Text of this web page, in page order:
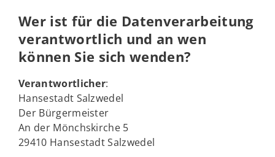
Wer ist für die Datenverarbeitung
verantwortlich und an wen
können Sie sich wenden?
Verantwortlicher:
Hansestadt Salzwedel
Der Bürgermeister
An der Mönchskirche 5
29410 Hansestadt Salzwedel